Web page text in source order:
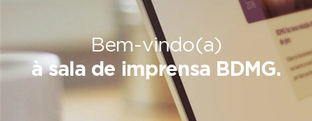
Bem-vindo(a)
à sala de imprensa BDMG.